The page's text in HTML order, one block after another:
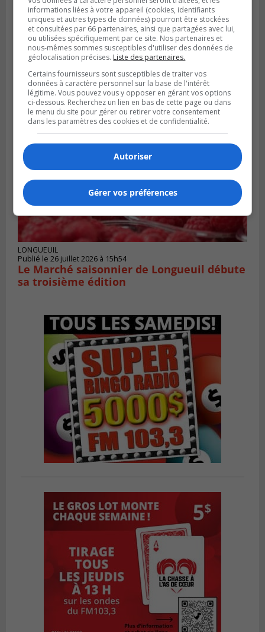
BOUCHERVILLE
Publié le 27 juillet 2026 à 19h58
Metro prend les moyens pour protéger son
personnel cadre
LONGUEUIL
Publié le 26 juillet 2026 à 15h54
Le Marché saisonnier de Longueuil débute
sa troisième édition
informations liées à votre appareil (cookies, identifiants
uniques et autres types de données) pourront être stockées
et consultées par 66 partenaires, ainsi que partagées avec lui,
ou utilisées spécifiquement par ce site. Nos partenaires et
nous-mêmes sommes susceptibles d'utiliser des données de
géolocalisation précises. Liste des partenaires.
Certains fournisseurs sont susceptibles de traiter vos
données à caractère personnel sur la base de l'intérêt
légitime. Vous pouvez vous y opposer en gérant vos options
ci-dessous. Recherchez un lien en bas de cette page ou dans
le menu du site pour gérer ou retirer votre consentement
dans les paramètres des cookies et de confidentialité.
Autoriser
Gérer vos préférences